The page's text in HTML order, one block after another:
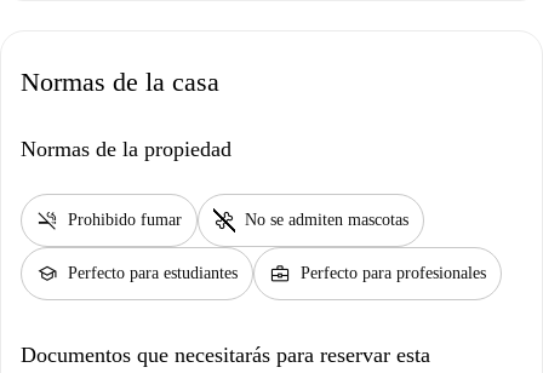
Normas de la casa
Normas de la propiedad
smoke_free Prohibido fumar pet_supplies No se admiten mascotas
school Perfecto para estudiantes business_center Perfecto para profesionales
Documentos que necesitarás para reservar esta